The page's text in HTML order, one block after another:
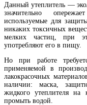
Данный утеплитель —
значительно
используемые для
никаких токсичных
мелких частиц, при
употребляют его в пищу.
Но при работе
применяемой в
лакокрасочных
наличии: маска,
жидкого утеплителя
промыть водой.